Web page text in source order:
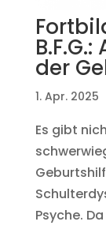
der
1. Apr. 2025
Es gibt
Psyche.